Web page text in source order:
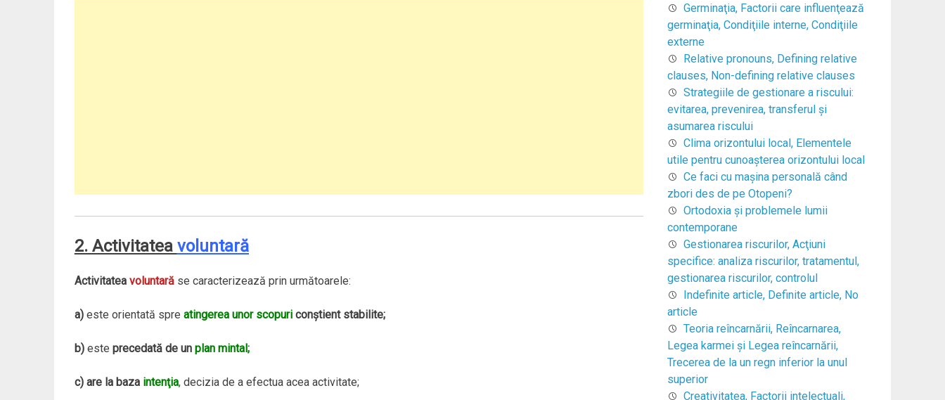
2. Activitatea voluntară
Activitatea voluntarăse caracterizează prin următoarele:
a)este orientată spre atingerea unor scopuriconştient stabilite;
b)este precedată de un plan mintal;
c) are la baza intenţia,decizia de a efectua acea activitate;
Germinaţia, Factorii care influenţează
germinaţia, Condiţiile interne, Condiţiile
externe
Relative pronouns, Defining relative
clauses, Non-defining relative clauses
Strategiile de gestionare a riscului:
evitarea, prevenirea, transferul şi
asumarea riscului
Clima orizontului local, Elementele
utile pentru cunoaşterea orizontului local
Ce faci cu mașina personală când
zbori des de pe Otopeni?
Ortodoxia şi problemele lumii
contemporane
Gestionarea riscurilor, Acţiuni
specifice: analiza riscurilor, tratamentul,
gestionarea riscurilor, controlul
Indefinite article, Definite article, No
article
Teoria reîncarnării, Reîncarnarea,
Legea karmei şi Legea reîncarnării,
Trecerea de la un regn inferior la unul
superior
Creativitatea, Factorii intelectuali,